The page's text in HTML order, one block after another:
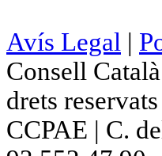
Avís Legal |
Consell
drets reservats
CCPAE | C.